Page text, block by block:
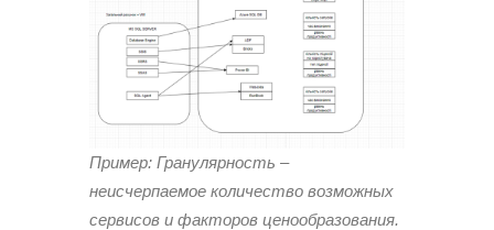
Пример: Гранулярность –
неисчерпаемое количество возможных
сервисов и факторов ценообразования.